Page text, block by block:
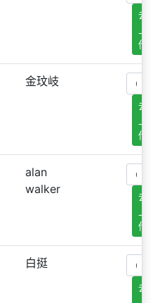
去
传
金玟岐
去
传
alan
walker
去
传
白挺
去